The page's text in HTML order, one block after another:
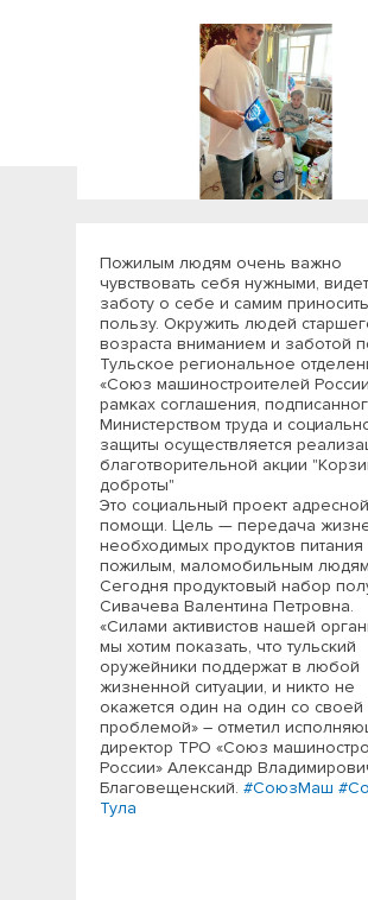
Пожилым людям очень важно
чувствовать себя нужными,
заботу о себе и самим приносить
пользу. Окружить людей
возраста вниманием и заботой
Тульское региональное
«Союз машиностроителей
рамках соглашения,
Министерством труда и
защиты осуществляется
благотворительной акции
доброты"
Это социальный проект адресной
помощи. Цель — передача
необходимых продуктов питания
пожилым, маломобильным
Сегодня продуктовый набор
Сивачева Валентина Петровна.
«Силами активистов нашей
мы хотим показать, что тульский
оружейники поддержат в любой
жизненной ситуации, и никто не
окажется один на один со своей
проблемой» – отметил
директор ТРО «Союз
России» Александр
Благовещенский. #СоюзМаш
Тула